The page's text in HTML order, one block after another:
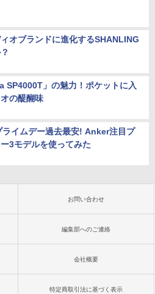
オブランドに進化するSHANLING
SP4000T」の魅力！ポケットに入
の醍醐味
イムデー過去最安! Anker注目プ
3モデルを使ってみた
お問い合わせ
編集部へのご連絡
会社概要
特定商取引法に基づく表示